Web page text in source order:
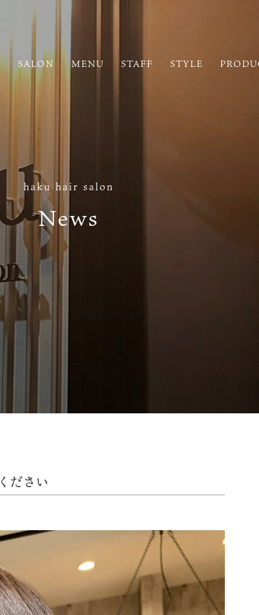
haku hair salon
News
SALON MENU STAFF STYLE
ださい